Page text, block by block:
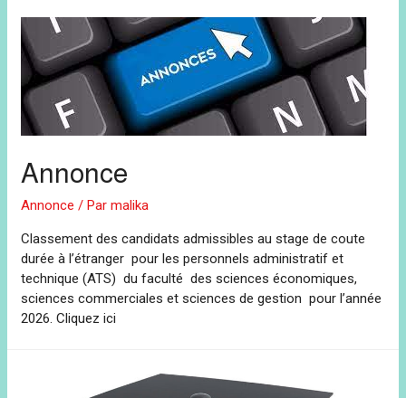
Annonce
Annonce / Parmalika
Classement des candidats admissibles au stage de coute
durée à l’étranger pour les personnels administratif et
technique (ATS) du faculté des sciences économiques,
sciences commerciales et sciences de gestion pour l’année
2026. Cliquez ici